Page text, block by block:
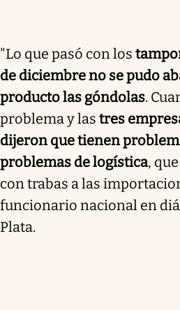
"Lo que pasó con los
de diciembre no se pudo
producto las góndolas.
problema y las tres
dijeron que tienen
problemas de logística,
con trabas a las
funcionario nacional en
Plata.